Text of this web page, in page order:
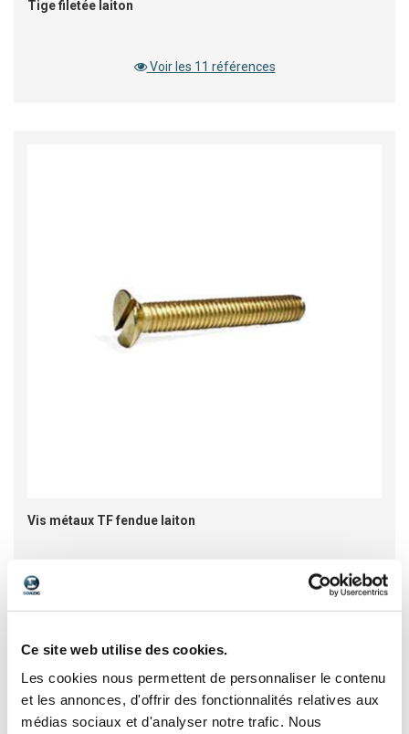
Ce site web utilise des cookies.
Les cookies nous permettent de personnaliser le contenu
et les annonces, d'offrir des fonctionnalités relatives aux
médias sociaux et d'analyser notre trafic. Nous
Tige filetée laiton
Voir les 11 références
Vis métaux TF fendue laiton